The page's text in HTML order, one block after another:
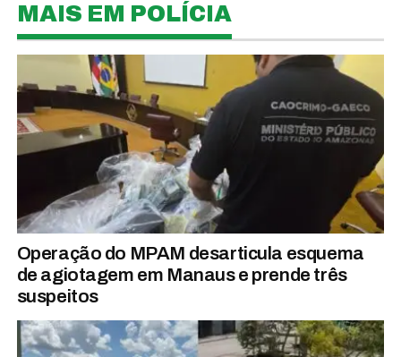
MAIS EM POLÍCIA
Operação do MPAM desarticula esquema
de agiotagem em Manaus e prende três
suspeitos